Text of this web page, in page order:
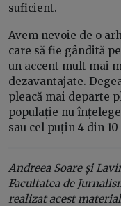
suficient.
Avem nevoie de o
care să fie gândită
un accent mult mai
dezavantajate.
pleacă mai departe
populație nu
sau cel puțin 4 din
Andreea Soare și
Facultatea de
realizat acest